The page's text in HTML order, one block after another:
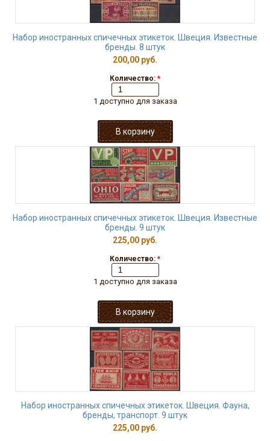
Набор иностранных спичечных этикеток. Швеция. Известные
бренды. 8 штук
200,00 руб.
Количество: *
1 доступно для заказа
Набор иностранных спичечных этикеток. Швеция. Известные
бренды. 9 штук
225,00 руб.
Количество: *
1 доступно для заказа
Набор иностранных спичечных этикеток. Швеция. Фауна,
бренды, транспорт. 9 штук
225,00 руб.